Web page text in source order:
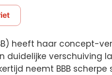
heeft haar concept-
duidelijke verschuiving
neemt BBB